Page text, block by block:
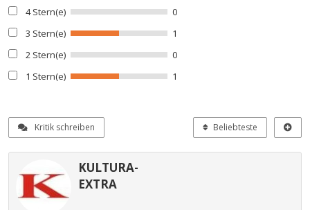
4 Stern(e)
0
3 Stern(e)
1
2 Stern(e)
0
1 Stern(e)
1
Kritik schreiben Beliebteste
KULTURA-
EXTRA